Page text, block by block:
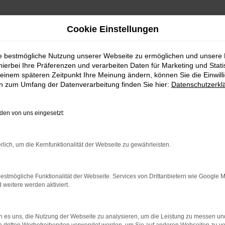
für Regensburg
unserer Empfehlungen
eine Sonderstellung ein. Wir von der AutoPark
Qualität auf einen überaus attraktiven Preis.
die Erstzulassung maximal zwölf Monate zurückliegt.
Modelle hinzuweisen und diesen sicher zu stellen.
all die Extras und Assistenten, die auch in einem
Cookie Einstellungen
bestmögliche Nutzung unserer Webseite zu ermöglichen und unsere
Ihre Präferenzen und verarbeiten Daten für Marketing und
späteren Zeitpunkt Ihre Meinung ändern, können Sie die
zum Umfang der Datenverarbeitung finden Sie hier:
von uns eingesetzt:
um die Kernfunktionalität der Webseite zu gewährleisten.
Funktionalität der Webseite. Services von Drittanbietern wie Google
weitere werden aktiviert.
es uns, die Nutzung der Webseite zu analysieren, um die Leistung zu messen